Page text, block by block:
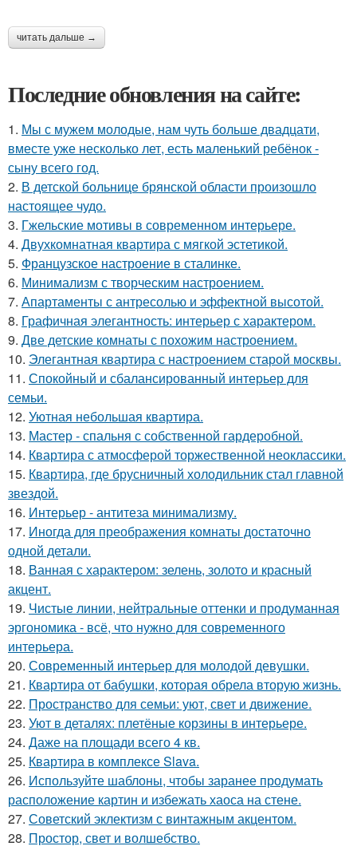
читать дальше →
Последние обновления на сайте:
1. Мы с мужем молодые, нам чуть больше двадцати,
вместе уже несколько лет, есть маленький ребёнок -
сыну всего год.
2. В детской больнице брянской области произошло
настоящее чудо.
3. Гжельские мотивы в современном интерьере.
4. Двухкомнатная квартира с мягкой эстетикой.
5. Французское настроение в сталинке.
6. Минимализм с творческим настроением.
7. Апартаменты с антресолью и эффектной высотой.
8. Графичная элегантность: интерьер с характером.
9. Две детские комнаты с похожим настроением.
10. Элегантная квартира с настроением старой москвы.
11. Спокойный и сбалансированный интерьер для
семьи.
12. Уютная небольшая квартира.
13. Мастер - спальня с собственной гардеробной.
14. Квартира с атмосферой торжественной неоклассики.
15. Квартира, где брусничный холодильник стал главной
звездой.
16. Интерьер - антитеза минимализму.
17. Иногда для преображения комнаты достаточно
одной детали.
18. Ванная с характером: зелень, золото и красный
акцент.
19. Чистые линии, нейтральные оттенки и продуманная
эргономика - всё, что нужно для современного
интерьера.
20. Современный интерьер для молодой девушки.
21. Квартира от бабушки, которая обрела вторую жизнь.
22. Пространство для семьи: уют, свет и движение.
23. Уют в деталях: плетёные корзины в интерьере.
24. Даже на площади всего 4 кв.
25. Квартира в комплексе Slava.
26. Используйте шаблоны, чтобы заранее продумать
расположение картин и избежать хаоса на стене.
27. Советский эклектизм с винтажным акцентом.
28. Простор, свет и волшебство.